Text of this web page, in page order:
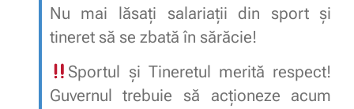
Nu mai lăsați salariații din sport și
tineret să se zbată în sărăcie!
Sportul și Tineretul merită respect!
Guvernul trebuie să acționeze acum